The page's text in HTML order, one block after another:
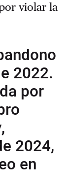
violar la
2022.
por
2024,
en